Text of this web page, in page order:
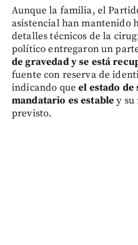
Aunque la familia, el
asistencial han mantenido
detalles técnicos de la
político entregaron un
de gravedad y se está
fuente con reserva de
indicando queel estado
mandatario es establey su
previsto.